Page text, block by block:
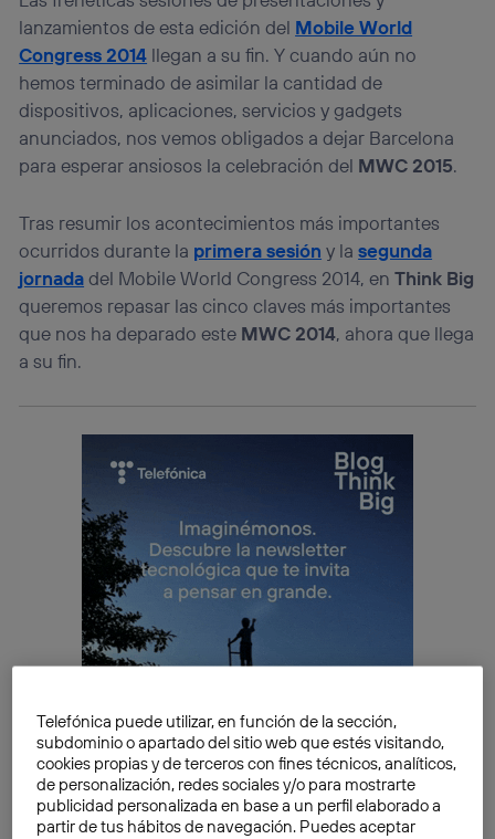
lanzamientos de esta edición del Mobile World
Congress 2014 llegan a su fin. Y cuando aún no
hemos terminado de asimilar la cantidad de
dispositivos, aplicaciones, servicios y gadgets
anunciados, nos vemos obligados a dejar Barcelona
para esperar ansiosos la celebración del MWC 2015.
Tras resumir los acontecimientos más importantes
ocurridos durante la primera sesión y lasegunda
jornadadel Mobile World Congress 2014, enThink Big
queremos repasar las cinco claves más importantes
que nos ha deparado este MWC 2014, ahora que llega
a su fin.
Telefónica puede utilizar, en función de la sección,
subdominio o apartado del sitio web que estés visitando,
cookies propias y de terceros con fines técnicos, analíticos,
de personalización, redes sociales y/o para mostrarte
publicidad personalizada en base a un perfil elaborado a
partir de tus hábitos de navegación. Puedes aceptar